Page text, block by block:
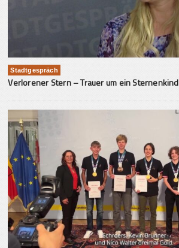
Stadtgespräch
Verlorener Stern – Trauer um ein Sternenkind